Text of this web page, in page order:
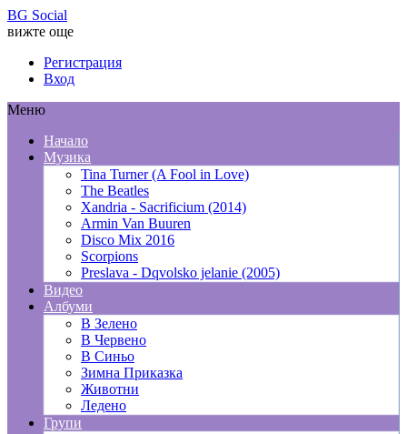
BG Social
вижте още
Регистрация
Вход
Меню
Начало
Музика
Tina Turner (A Fool in Love)
The Beatles
Xandria - Sacrificium (2014)
Armin Van Buuren
Disco Mix 2016
Scorpions
Preslava - Dqvolsko jelanie (2005)
Видео
Албуми
В Зелено
В Червено
В Синьо
Зимна Приказка
Животни
Ледено
Групи